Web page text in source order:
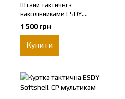
Штани тактичні з
наколінниками ESDY.
Мультикам CP
1 500 грн
Купити